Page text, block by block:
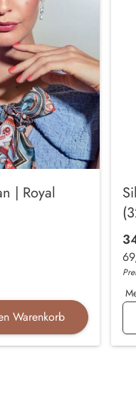
| Royal
Warenkorb